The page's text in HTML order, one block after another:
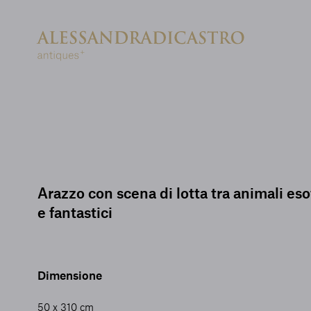
Arazzo con scena di lotta tra animali
e fantastici
Dimensione
50 x 310 cm